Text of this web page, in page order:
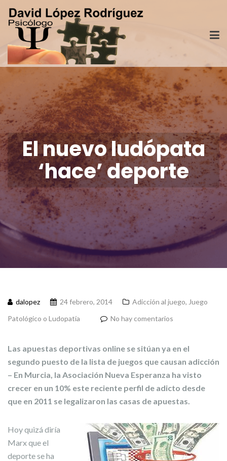
El nuevo ludópata
‘hace’ deporte
dalopez 24 febrero, 2014 Adicción al juego, Juego
Patológico o Ludopatía
No hay comentarios
Las apuestas deportivas online se sitúan ya en el
segundo puesto de la lista de juegos que causan adicción
– En Murcia, la Asociación Nueva Esperanza ha visto
crecer en un 10% este reciente perfil de adicto desde
que en 2011 se legalizaron las casas de apuestas.
Hoy quizá diría
Marx que el
deporte se ha